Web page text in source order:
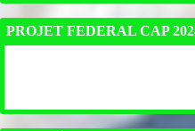
PROJET FEDERAL CAP